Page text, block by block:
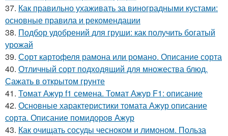
37. Как правильно ухаживать за виноградными кустами:
основные правила и рекомендации
38. Подбор удобрений для груши: как получить богатый
урожай
39. Сорт картофеля рамона или романо. Описание сорта
40. Отличный сорт подходящий для множества блюд.
Сажать в открытом грунте
41. Томат Ажур f1 семена. Томат Ажур F1: описание
42. Основные характеристики томата Ажур описание
сорта. Описание помидоров Ажур
43. Как очищать сосуды чесноком и лимоном. Польза